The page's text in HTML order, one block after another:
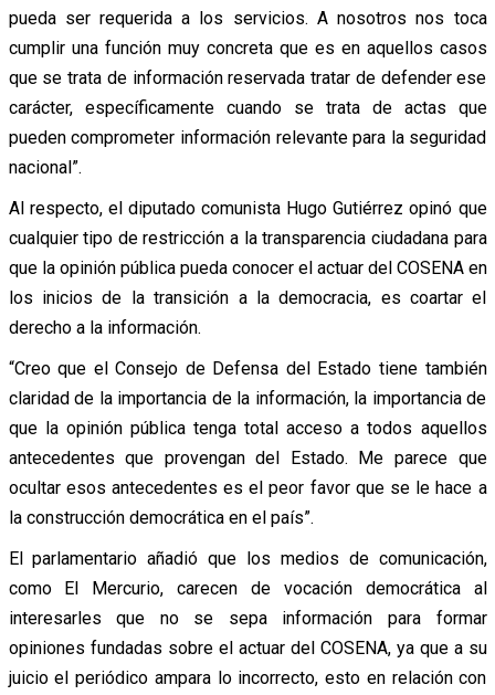
pueda ser requerida a los servicios. A nosotros nos toca
cumplir una función muy concreta que es en aquellos casos
que se trata de información reservada tratar de defender ese
carácter, específicamente cuando se trata de actas que
pueden comprometer información relevante para la seguridad
nacional”.
Al respecto, el diputado comunista Hugo Gutiérrez opinó que
cualquier tipo de restricción a la transparencia ciudadana para
que la opinión pública pueda conocer el actuar del COSENA en
los inicios de la transición a la democracia, es coartar el
derecho a la información.
“Creo que el Consejo de Defensa del Estado tiene también
claridad de la importancia de la información, la importancia de
que la opinión pública tenga total acceso a todos aquellos
antecedentes que provengan del Estado. Me parece que
ocultar esos antecedentes es el peor favor que se le hace a
la construcción democrática en el país”.
El parlamentario añadió que los medios de comunicación,
como El Mercurio, carecen de vocación democrática al
interesarles que no se sepa información para formar
opiniones fundadas sobre el actuar del COSENA, ya que a su
juicio el periódico ampara lo incorrecto, esto en relación con